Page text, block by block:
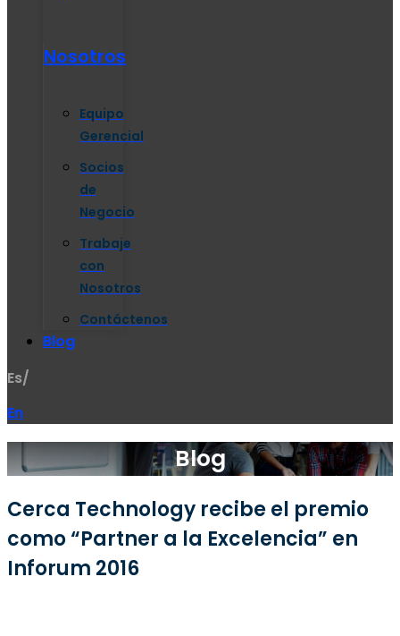
Nosotros
Equipo
Gerencial
Socios
de
Negocio
Trabaje
con
Nosotros
Contáctenos
Blog
Es/
En
Blog
Cerca Technology recibe el premio
como “Partner a la Excelencia” en
Inforum 2016